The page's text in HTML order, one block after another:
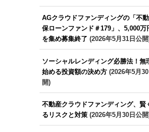
AGクラウドファンディングの「不
保ローンファンド＃179」、5,000万
を集め募集終了 (2026年5月31日公
ソーシャルレンディング必勝法！無
始める投資額の決め方(2026年5月
開)
不動産クラウドファンディング、賢
るリスクと対策(2026年5月30日公